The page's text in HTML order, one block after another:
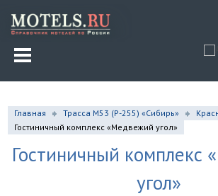
Главная Трасса М53 (P-255) «Сибирь»
Гостиничный комплекс «Медвежий угол»
Гостиничный комплекс
угол»